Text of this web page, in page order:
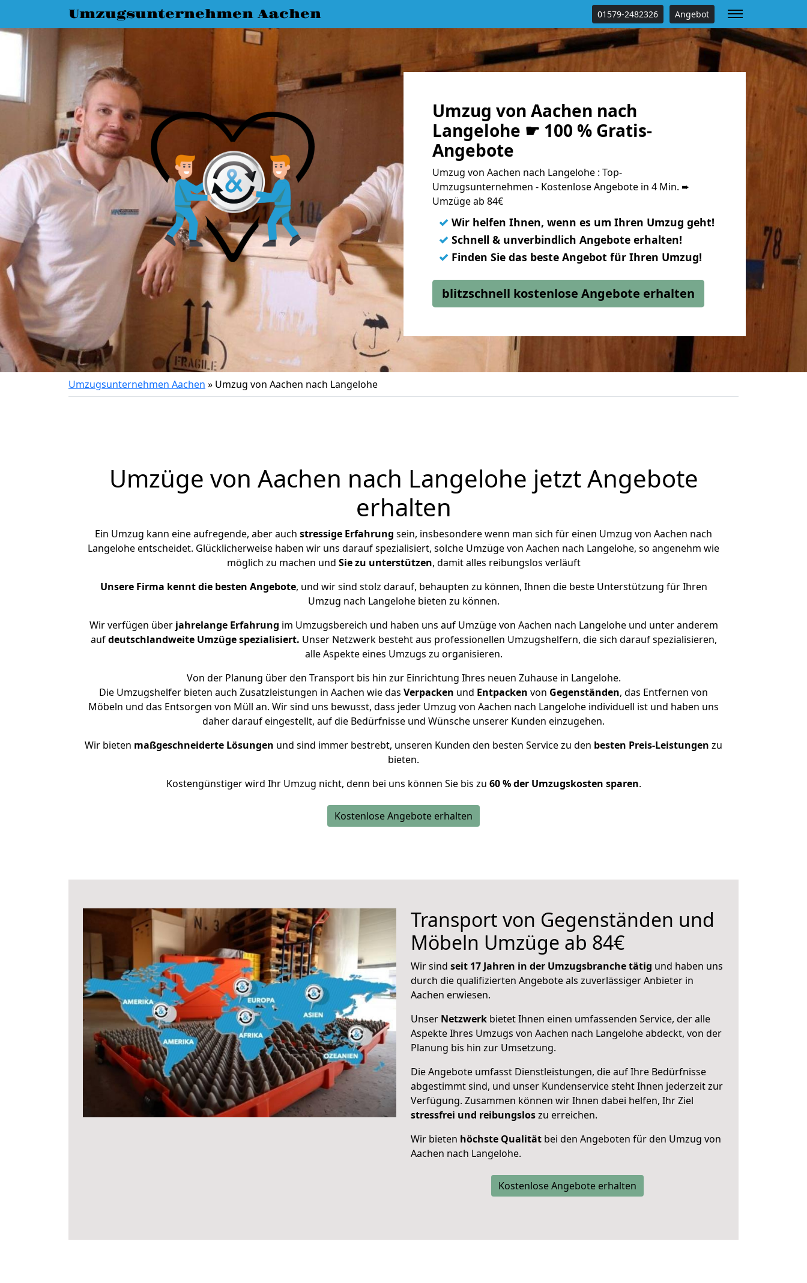
Umzugsunternehmen Aachen 01579-2482326 Angebot
Umzug von Aachen nach
Langelohe ☛ 100 % Gratis-
Angebote
Umzug von Aachen nach Langelohe : Top-
Umzugsunternehmen - Kostenlose Angebote in 4 Min. ➨
Umzüge ab 84€
✓ Wir helfen Ihnen, wenn es um Ihren Umzug geht!
✓ Schnell & unverbindlich Angebote erhalten!
✓ Finden Sie das beste Angebot für Ihren Umzug!
blitzschnell kostenlose Angebote erhalten
Umzugsunternehmen Aachen » Umzug von Aachen nach Langelohe
Umzüge von Aachen nach Langelohe jetzt Angebote
erhalten
Ein Umzug kann eine aufregende, aber auch stressige Erfahrung sein, insbesondere wenn man sich für einen Umzug von Aachen nach
Langelohe entscheidet. Glücklicherweise haben wir uns darauf spezialisiert, solche Umzüge von Aachen nach Langelohe, so angenehm wie
möglich zu machen und Sie zu unterstützen, damit alles reibungslos verläuft
Unsere Firma kennt die besten Angebote, und wir sind stolz darauf, behaupten zu können, Ihnen die beste Unterstützung für Ihren
Umzug nach Langelohe bieten zu können.
Wir verfügen überjahrelange Erfahrung im Umzugsbereich und haben uns auf Umzüge von Aachen nach Langelohe und unter anderem
aufdeutschlandweite Umzüge spezialisiert. Unser Netzwerk besteht aus professionellen Umzugshelfern, die sich darauf spezialisieren,
alle Aspekte eines Umzugs zu organisieren.
Von der Planung über den Transport bis hin zur Einrichtung Ihres neuen Zuhause in Langelohe.
Die Umzugshelfer bieten auch Zusatzleistungen in Aachen wie das Verpacken und Entpacken von Gegenständen, das Entfernen von
Möbeln und das Entsorgen von Müll an. Wir sind uns bewusst, dass jeder Umzug von Aachen nach Langelohe individuell ist und haben uns
daher darauf eingestellt, auf die Bedürfnisse und Wünsche unserer Kunden einzugehen.
Wir bieten maßgeschneiderte Lösungen und sind immer bestrebt, unseren Kunden den besten Service zu den besten Preis-Leistungen zu
bieten.
Kostengünstiger wird Ihr Umzug nicht, denn bei uns können Sie bis zu 60 % der Umzugskosten sparen.
Kostenlose Angebote erhalten
Transport von Gegenständen und
Möbeln Umzüge ab 84€
Wir sind seit 17 Jahren in der Umzugsbranche tätig und haben uns
durch die qualifizierten Angebote als zuverlässiger Anbieter in
Aachen erwiesen.
Unser Netzwerk bietet Ihnen einen umfassenden Service, der alle
Aspekte Ihres Umzugs von Aachen nach Langelohe abdeckt, von der
Planung bis hin zur Umsetzung.
Die Angebote umfasst Dienstleistungen, die auf Ihre Bedürfnisse
abgestimmt sind, und unser Kundenservice steht Ihnen jederzeit zur
Verfügung. Zusammen können wir Ihnen dabei helfen, Ihr Ziel
stressfrei und reibungsloszu erreichen.
Wir bieten höchste Qualität bei den Angeboten für den Umzug von
Aachen nach Langelohe.
Kostenlose Angebote erhalten